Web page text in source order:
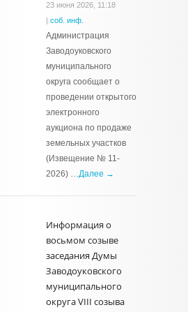
23 июня 2026, 11:18
| соб. инф.
Администрация
Заводоуковского
муниципального
округа сообщает о
проведении открытого
электронного
аукциона по продаже
земельных участков
(Извещение № 11-
2026) …Далее →
Информация о
восьмом созыве
заседания Думы
Заводоуковского
муниципального
округа VIII созыва